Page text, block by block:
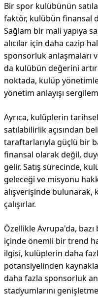
Bir spor kulübünün
faktör, kulübün finansal
Sağlam bir mali yapıya
alıcılar için daha cazip
sponsorluk anlaşmaları
da kulübün değerini
noktada, kulüp
yönetim anlayışı
Ayrıca, kulüplerin
satılabilirlik açısından
taraftarlarıyla güçlü bir
finansal olarak değil,
gelir. Satış sürecinde,
geleceği ve misyonu
alışverişinde
çalışırlar.
Özellikle Avrupa'da, bazı
içinde önemli bir trend
ilgisi, kulüplerin daha
potansiyelinden
daha fazla sponsorluk
stadyumlarını